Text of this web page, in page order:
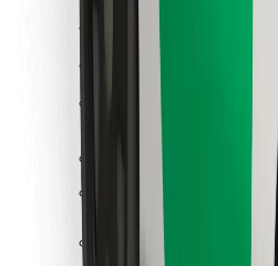
Informasjonskapsler
Sikkerhet
Få en tur på minutter!
Last ned Bolt-appen